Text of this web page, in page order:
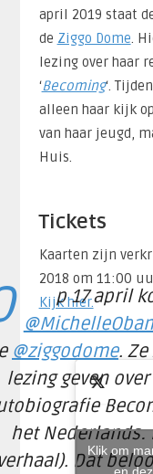
april 2019 staat
de Ziggo Dome.
lezing over haar
‘Becoming‘.
alleen haar kijk
van haar jeugd,
Huis.
Tickets
Kaarten zijn
2018 om 11:00
Kijk hier.
p 17 april
@ziggodome.
lezing geven
het Nederlands:
DatKlik om